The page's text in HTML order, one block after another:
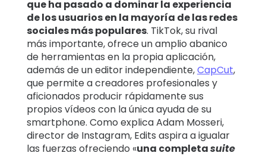
que ha pasado a dominar la experiencia
de los usuarios en la mayoría de las redes
sociales más populares. TikTok, su rival
más importante, ofrece un amplio abanico
de herramientas en la propia aplicación,
además de un editor independiente,CapCut,
que permite a creadores profesionales y
aficionados producir rápidamente sus
propios vídeos con la única ayuda de su
smartphone. Como explica Adam Mosseri,
director de Instagram, Edits aspira a igualar
las fuerzas ofreciendo «una completasuite